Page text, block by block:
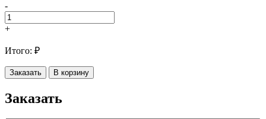
-
+
Итого: ₽
Заказать В корзину
Заказать